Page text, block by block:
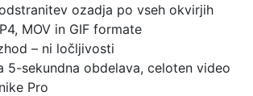
ozadja po vseh okvirjih
MOV in GIF formate
– ni ločljivosti
5-sekundna obdelava, celoten video
Pro